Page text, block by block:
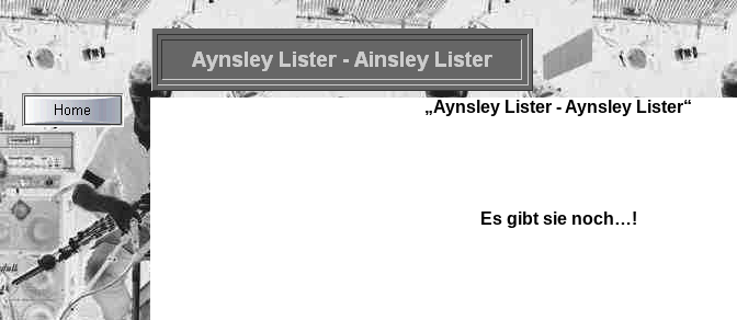
„Aynsley Lister - Aynsley Lister“
Es gibt sie noch…!